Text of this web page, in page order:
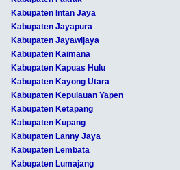
Kabupaten Intan Jaya
Kabupaten Jayapura
Kabupaten Jayawijaya
Kabupaten Kaimana
Kabupaten Kapuas Hulu
Kabupaten Kayong Utara
Kabupaten Kepulauan Yapen
Kabupaten Ketapang
Kabupaten Kupang
Kabupaten Lanny Jaya
Kabupaten Lembata
Kabupaten Lumajang